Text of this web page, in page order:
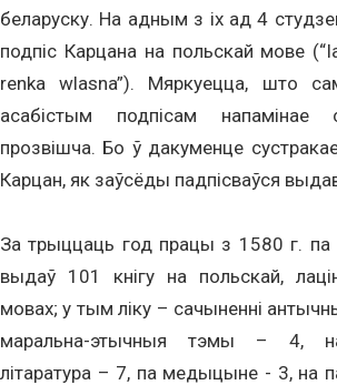
беларуску. На адным з іх ад 4
подпіс Карцана на польскай мове
renka wlasna”). Мяркуецца, што
асабістым подпісам напамінае
прозвішча. Бо ў дакуменце
Карцан, як заўсёды падпісваўся
За трыццаць год працы з 1580 г. па
выдаў 101 кнігу на польскай,
мовах; у тым ліку – сачыненні
маральна-этычныя тэмы – 4,
літаратура – 7, па медыцыне - 3, на